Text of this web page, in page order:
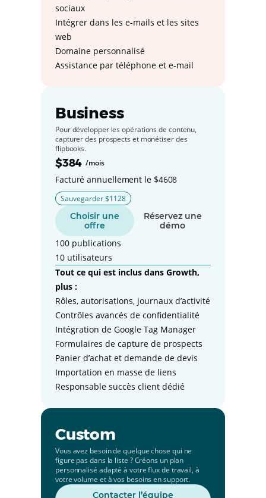
sociaux
Intégrer dans les e-mails et les sites
web
Domaine personnalisé
Assistance par téléphone et e-mail
Business
Pour développer les opérations de contenu,
capturer des prospects et monétiser des
flipbooks.
$384 /mois
Facturé annuellement le $4608
Sauvegarder $1128
Choisir une
offre
Réservez une
démo
100 publications
10 utilisateurs
Tout ce qui est inclus dans Growth,
plus :
Rôles, autorisations, journaux d’activité
Contrôles avancés de confidentialité
Intégration de Google Tag Manager
Formulaires de capture de prospects
Panier d’achat et demande de devis
Importation en masse de liens
Responsable succès client dédié
Custom
Vous avez besoin de quelque chose qui ne
figure pas dans la liste ? Créons un plan
personnalisé adapté à votre flux de travail, à
votre volume et à vos besoins en support.
Contacter l’équipe